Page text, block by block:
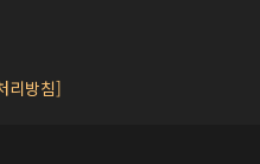
리방침]